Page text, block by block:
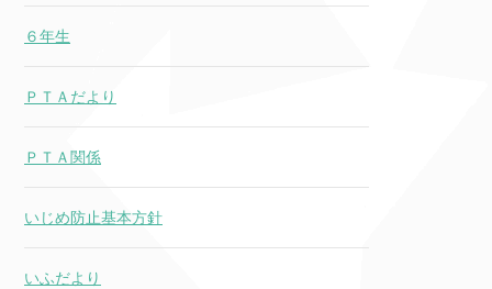
６年生
ＰＴＡだより
ＰＴＡ関係
いじめ防止基本方針
いふだより